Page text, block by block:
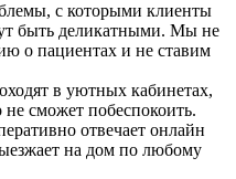
с которыми клиенты
быть деликатными. Мы не
о пациентах и не ставим
в уютных кабинетах,
не сможет побеспокоить.
отвечает онлайн
на дом по любому